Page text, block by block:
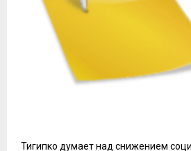
Тигипко думает над снижением